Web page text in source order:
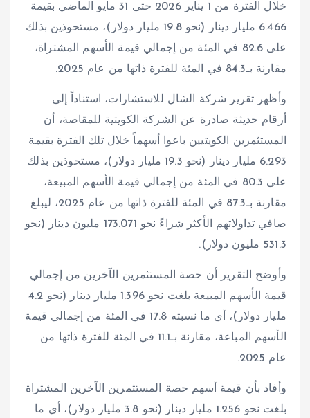
خلال الفترة من 1 يناير 2026 حتى 31 مايو الماضي بقيمة
6.466 مليار دينار (نحو 19.8 مليار دولار)، مستحوذين بذلك
على 82.6 في المئة من إجمالي قيمة الأسهم المشتراة،
مقارنة بـ84.3 في المئة للفترة ذاتها من عام 2025.
وأظهر تقرير شركة الشال للاستشارات، استناداً إلى
أرقام حديثة صادرة عن الشركة الكويتية للمقاصة، أن
المستثمرين الكويتيين باعوا أسهماً خلال تلك الفترة بقيمة
6.293 مليار دينار (نحو 19.3 مليار دولار)، مستحوذين بذلك
على 80.3 في المئة من إجمالي قيمة الأسهم المبيعة،
مقارنة بـ87.3 في المئة للفترة ذاتها من عام 2025، ليبلغ
صافي تداولاتهم الأكثر شراءً نحو 173.071 مليون دينار (نحو
531.3 مليون دولار).
وأوضح التقرير أن حصة المستثمرين الآخرين من إجمالي
قيمة الأسهم المبيعة بلغت نحو 1.396 مليار دينار (نحو 4.2
مليار دولار)، أي ما نسبته 17.8 في المئة من إجمالي قيمة
الأسهم المباعة، مقارنة بـ11.1 في المئة للفترة ذاتها من
عام 2025.
وأفاد بأن قيمة أسهم حصة المستثمرين الآخرين المشتراة
بلغت نحو 1.256 مليار دينار (نحو 3.8 مليار دولار)، أي ما